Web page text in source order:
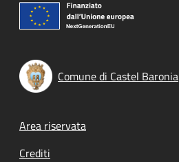
Comune di Castel Baronia
Footer menu
Area riservata
Crediti